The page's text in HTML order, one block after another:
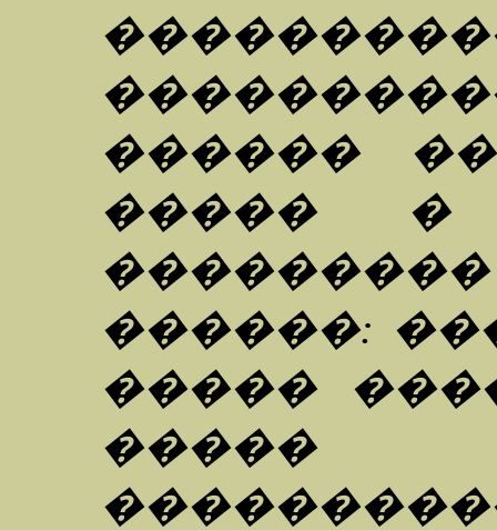
������
����� �
������:
�����